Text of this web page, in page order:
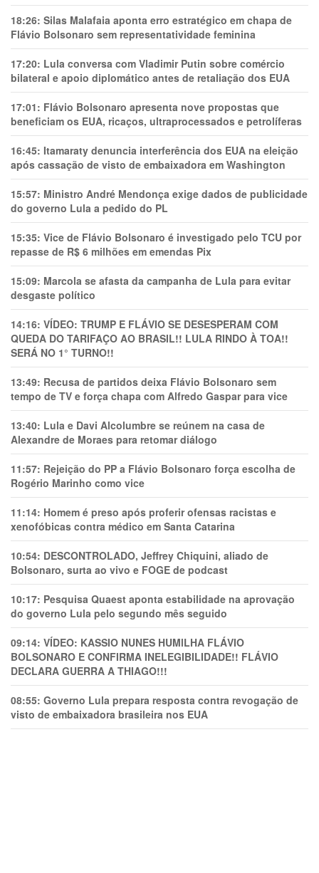
18:26: Silas Malafaia aponta erro estratégico em chapa de
Flávio Bolsonaro sem representatividade feminina
17:20: Lula conversa com Vladimir Putin sobre comércio
bilateral e apoio diplomático antes de retaliação dos EUA
17:01: Flávio Bolsonaro apresenta nove propostas que
beneficiam os EUA, ricaços, ultraprocessados e petrolíferas
16:45: Itamaraty denuncia interferência dos EUA na eleição
após cassação de visto de embaixadora em Washington
15:57: Ministro André Mendonça exige dados de publicidade
do governo Lula a pedido do PL
15:35: Vice de Flávio Bolsonaro é investigado pelo TCU por
repasse de R$ 6 milhões em emendas Pix
15:09: Marcola se afasta da campanha de Lula para evitar
desgaste político
14:16: VÍDEO: TRUMP E FLÁVIO SE DESESPERAM COM
QUEDA DO TARIFAÇO AO BRASIL!! LULA RINDO À TOA!!
SERÁ NO 1° TURNO!!
13:49: Recusa de partidos deixa Flávio Bolsonaro sem
tempo de TV e força chapa com Alfredo Gaspar para vice
13:40: Lula e Davi Alcolumbre se reúnem na casa de
Alexandre de Moraes para retomar diálogo
11:57: Rejeição do PP a Flávio Bolsonaro força escolha de
Rogério Marinho como vice
11:14: Homem é preso após proferir ofensas racistas e
xenofóbicas contra médico em Santa Catarina
10:54: DESCONTROLADO, Jeffrey Chiquini, aliado de
Bolsonaro, surta ao vivo e FOGE de podcast
10:17: Pesquisa Quaest aponta estabilidade na aprovação
do governo Lula pelo segundo mês seguido
09:14: VÍDEO: KASSIO NUNES HUMlLHA FLÁVIO
BOLSONARO E CONFIRMA INELEGIBILIDADE!! FLÁVIO
DECLARA GUERRA A THIAGO!!!
08:55: Governo Lula prepara resposta contra revogação de
visto de embaixadora brasileira nos EUA